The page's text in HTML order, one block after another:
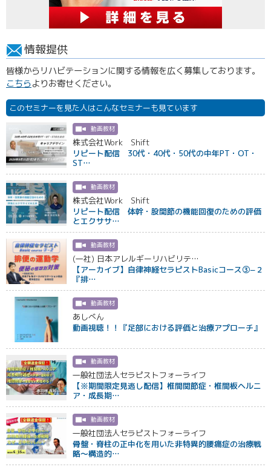
情報提供
皆様からリハビテーションに関する情報を広く募集しております。
こちらよりお寄せください。
このセミナーを見た人はこんなセミナーも見ています
動画教材
株式会社Work Shift
リピート配信 30代・40代・50代の中年PT・OT・
ST…
動画教材
株式会社Work Shift
リピート配信 体幹・股関節の機能回復のための評価
とエクササ…
動画教材
(一社) 日本アレルギーリハビリテ…
【アーカイブ】自律神経セラピストBasicコース③−２
『排…
動画教材
あしべん
動画視聴！！『足部における評価と治療アプローチ』
動画教材
一般社団法人セラピストフォーライフ
【※期間限定見逃し配信】椎間関節症・椎間板ヘルニ
ア・成長期…
動画教材
一般社団法人セラピストフォーライフ
骨盤・脊柱の正中化を用いた非特異的腰痛症の治療戦
略～構造的…